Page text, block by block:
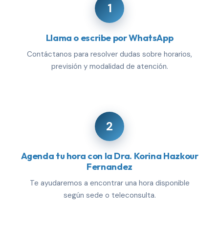
1
Llama o escribe por WhatsApp
Contáctanos para resolver dudas sobre horarios,
previsión y modalidad de atención.
2
Agenda tu hora con la Dra. Korina Hazkour
Fernandez
Te ayudaremos a encontrar una hora disponible
según sede o teleconsulta.